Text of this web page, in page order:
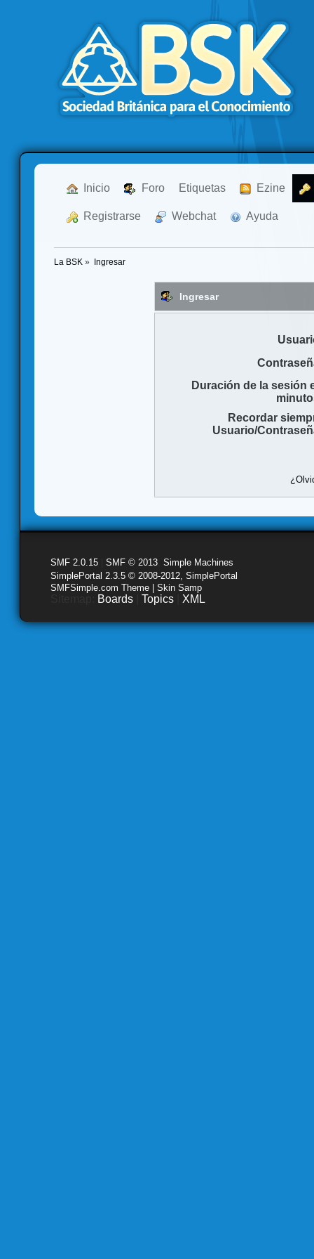
Inicio Foro Etiquetas Ezine
Registrarse Webchat Ayuda
La BSK » Ingresar
Ingresar
Duración de la sesión
Recordar
Usuario/
SMF 2.0.15 SMF © 2013 Simple Machines
SimplePortal 2.3.5 © 2008-2012, SimplePortal
SMFSimple.com Theme | Skin Samp
Boards Topics XML